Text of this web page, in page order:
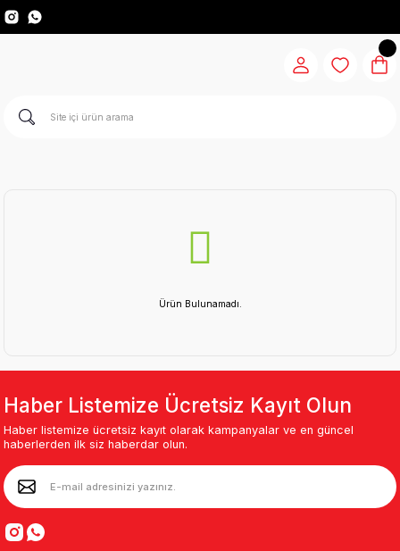
Ürün Bulunamadı.
Haber Listemize Ücretsiz Kayıt Olun
Haber listemize ücretsiz kayıt olarak kampanyalar ve en güncel
haberlerden ilk siz haberdar olun.